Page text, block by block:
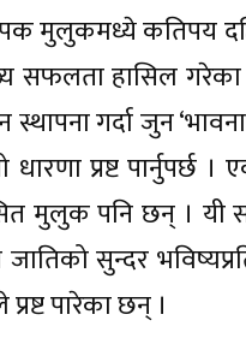
मुलुकमध्ये कतिपय
सफलता हासिल
गर्दा जुन
प्रष्ट पार्नुपर्छ
मुलुक पनि छन् ।
जातिको सुन्दर
पारेका छन् ।